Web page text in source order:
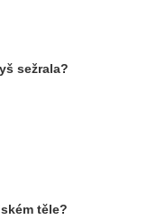
sežrala?
těle?